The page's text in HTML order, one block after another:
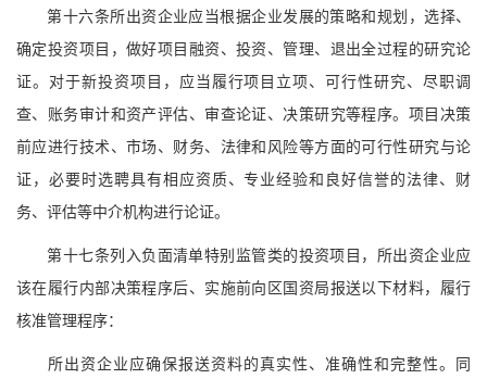
第十六条所出资企业应当根据企业发展的策略和规划，选择、
确定投资项目，做好项目融资、投资、管理、退出全过程的研究论
证。对于新投资项目，应当履行项目立项、可行性研究、尽职调
查、账务审计和资产评估、审查论证、决策研究等程序。项目决策
前应进行技术、市场、财务、法律和风险等方面的可行性研究与论
证，必要时选聘具有相应资质、专业经验和良好信誉的法律、财
务、评估等中介机构进行论证。
第十七条列入负面清单特别监管类的投资项目，所出资企业应
该在履行内部决策程序后、实施前向区国资局报送以下材料，履行
核准管理程序：
所出资企业应确保报送资料的真实性、准确性和完整性。同